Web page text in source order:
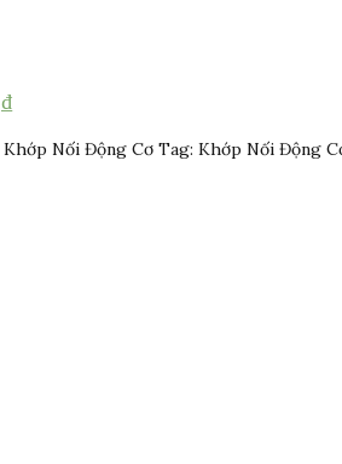
₫
Khớp Nối Động Cơ Tag: Khớp Nối Động